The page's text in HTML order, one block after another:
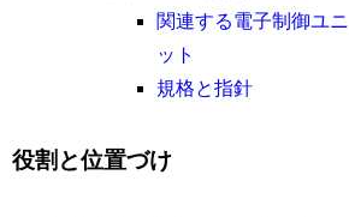
関連する電子制御ユニ
ット
規格と指針
役割と位置づけ